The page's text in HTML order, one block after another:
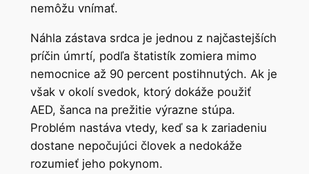
nemôžu vnímať.
Náhla zástava srdca je jednou z najčastejších
príčin úmrtí, podľa štatistík zomiera mimo
nemocnice až 90 percent postihnutých. Ak je
však v okolí svedok, ktorý dokáže použiť
AED, šanca na prežitie výrazne stúpa.
Problém nastáva vtedy, keď sa k zariadeniu
dostane nepočujúci človek a nedokáže
rozumieť jeho pokynom.